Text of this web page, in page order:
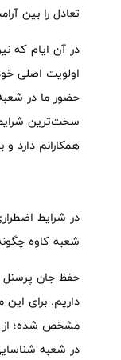
تعادل را بین
در آن ایام که
اولویت اصلی
حضور ما در
سخت‌ترین
همکارانم دارد
در شرایط
شعبه کاوه
حفظ جان پرسنل
داریم. برای
مشخص شده؛ از
در شعبه